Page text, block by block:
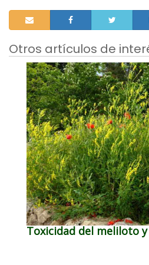
Otros artículos de
Toxicidad del meliloto